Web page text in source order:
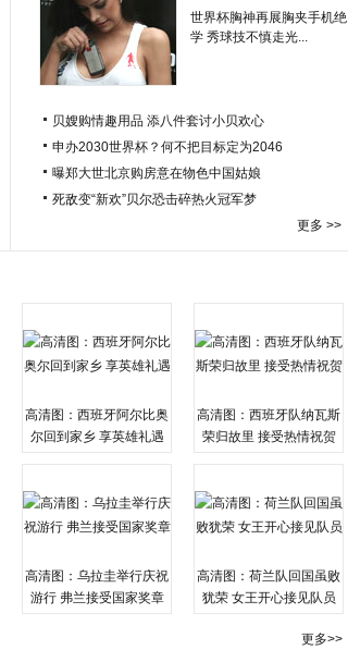
世界杯胸神再展胸夹手机绝
学 秀球技不慎走光...
贝嫂购情趣用品 添八件套讨小贝欢心
申办2030世界杯？何不把目标定为2046
曝郑大世北京购房意在物色中国姑娘
死敌变“新欢”贝尔恐击碎热火冠军梦
更多 >>
高清图：西班牙阿尔比奥
尔回到家乡 享英雄礼遇
高清图：西班牙队纳瓦斯
荣归故里 接受热情祝贺
高清图：乌拉圭举行庆祝
游行 弗兰接受国家奖章
高清图：荷兰队回国虽败
犹荣 女王开心接见队员
更多>>